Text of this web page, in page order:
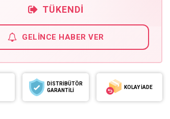
TÜKENDI
GELINCE HABER VER
DİSTRİBÜTÖR
GARANTİLİ
KOLAY İADE